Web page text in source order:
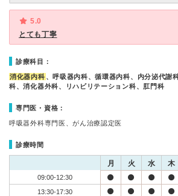
5.0
とても丁寧
診療科目：
消化器内科 、呼吸器内科、循環器内科、内分泌代謝
科、消化器外科、リハビリテーション科、肛門科
専門医・資格：
呼吸器外科専門医、がん治療認定医
診療時間
月 火 水 木
09:00-12:30
13:30-17:30